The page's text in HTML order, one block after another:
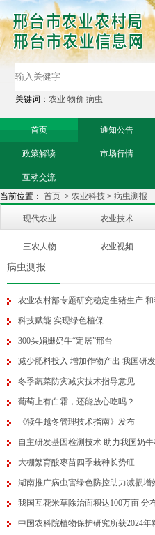
关键词：农业 物价 病虫
首页 通知公告
政策解读 市场行情
互动交流
当前位置： 首页 > 农业科技 > 病虫测报
现代农业 农业技术
三农人物 农业视频
病虫测报
农业农村部专题研究稳定生猪生产
科技赋能 实现绿色植保
300头娟姗奶牛“定居”邢台
减少肥料投入 增加作物产出 我国研
冬季蔬菜防灾减灾技术指导意见
葡萄上有白霜，还能放心吃吗？
《犊牛越冬管理技术指南》发布
自主研发基因检测技术 助力我国奶
大棚繁育酸枣苗四季栽种长势旺
湖南推广病虫害绿色防控助力减损增
我国互花米草除治面积达100万亩 分
中国农科院植物保护研究所获2024年